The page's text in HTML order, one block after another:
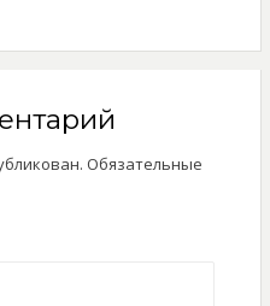
Обязательные